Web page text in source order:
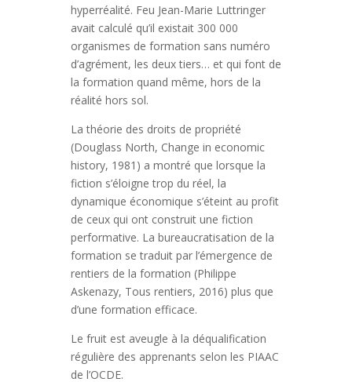
hyperréalité. Feu Jean-Marie Luttringer
avait calculé qu’il existait 300 000
organismes de formation sans numéro
d’agrément, les deux tiers… et qui font de
la formation quand même, hors de la
réalité hors sol.
La théorie des droits de propriété
(Douglass North, Change in economic
history, 1981) a montré que lorsque la
fiction s’éloigne trop du réel, la
dynamique économique s’éteint au profit
de ceux qui ont construit une fiction
performative. La bureaucratisation de la
formation se traduit par l’émergence de
rentiers de la formation (Philippe
Askenazy, Tous rentiers, 2016) plus que
d’une formation efficace.
Le fruit est aveugle à la déqualification
régulière des apprenants selon les PIAAC
de l’OCDE.